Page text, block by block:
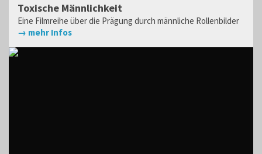
Toxische Männlichkeit
Eine Filmreihe über die Prägung durch männliche Rollenbilder
→ mehr Infos